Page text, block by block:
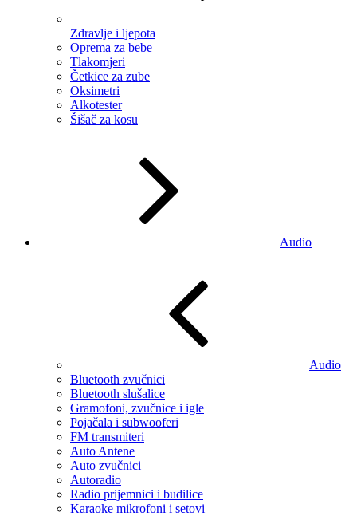
Zdravlje i ljepota
Oprema za bebe
Tlakomjeri
Četkice za zube
Oksimetri
Alkotester
Šišač za kosu
Audio
Audio
Bluetooth zvučnici
Bluetooth slušalice
Gramofoni, zvučnice i igle
Pojačala i subwooferi
FM transmiteri
Auto Antene
Auto zvučnici
Autoradio
Radio prijemnici i budilice
Karaoke mikrofoni i setovi